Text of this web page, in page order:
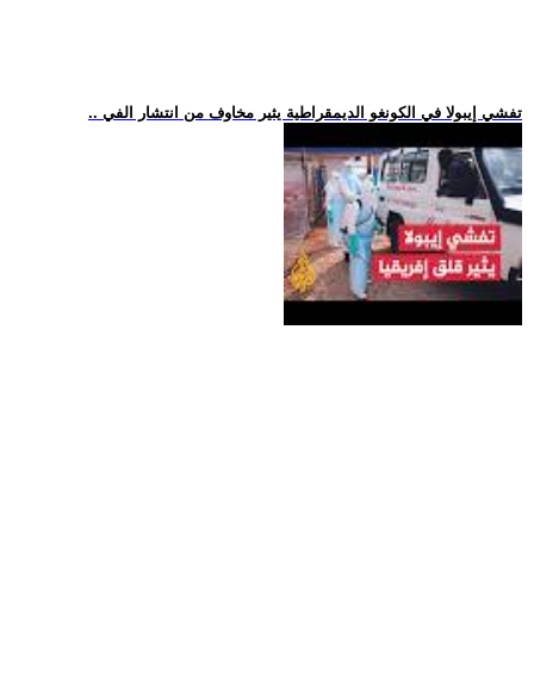
.. تفشي إيبولا في الكونغو الديمقراطية يثير مخاوف من انتشار الفي